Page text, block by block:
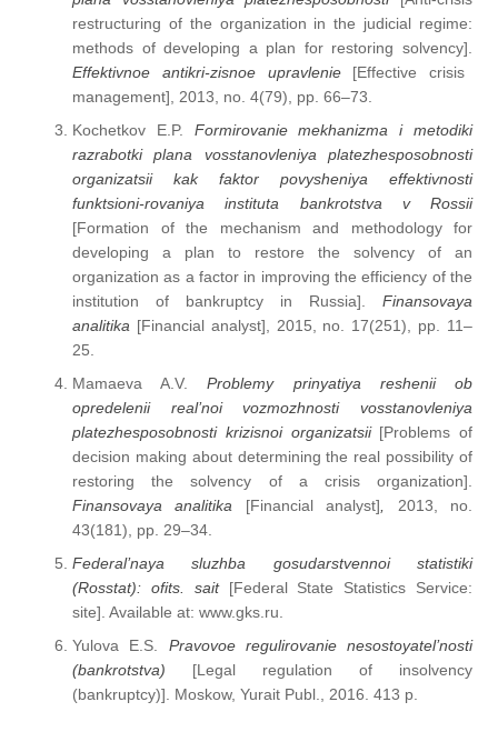
restructuring of the organization in the judicial regime:
methods of developing a plan for restoring solvency].
Effektivnoe antikri-zisnoe upravlenie [Effective crisis
management], 2013, no. 4(79), pp. 66–73.
Kochetkov E.P. Formirovanie mekhanizma i metodiki
razrabotki plana vosstanovleniya platezhesposobnosti
organizatsii kak faktor povysheniya effektivnosti
funktsioni-rovaniya instituta bankrotstva v Rossii
[Formation of the mechanism and methodology for
developing a plan to restore the solvency of an
organization as a factor in improving the efficiency of the
institution of bankruptcy in Russia]. Finansovaya
analitika [Financial analyst], 2015, no. 17(251), pp. 11–
25.
Mamaeva A.V.Problemy prinyatiya reshenii ob
opredelenii real’noi vozmozhnosti vosstanovleniya
platezhesposobnosti krizisnoi organizatsii [Problems of
decision making about determining the real possibility of
restoring the solvency of a crisis organization].
Finansovaya analitika [Financial analyst]
2013, no.
43(181), pp. 29–34.
Federal’naya sluzhba gosudarstvennoi statistiki
(Rosstat): ofits. sait[Federal State Statistics Service:
site]. Available at: www.gks.ru.
Yulova E.S. Pravovoe regulirovanie nesostoyatel’nosti
(bankrotstva) [Legal regulation of insolvency
(bankruptcy)]. Moskow, Yurait Publ., 2016. 413 p.